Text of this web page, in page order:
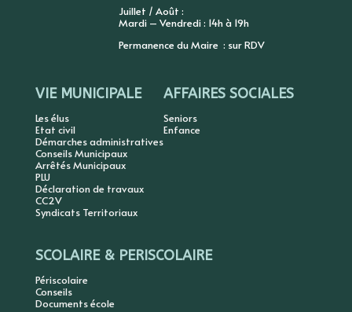
Juillet / Août :
Mardi – Vendredi : 14h à 19h
Permanence du Maire : sur RDV
VIE MUNICIPALE
Les élus
Etat civil
Démarches administratives
Conseils Municipaux
Arrêtés Municipaux
PLU
Déclaration de travaux
CC2V
Syndicats Territoriaux
AFFAIRES SOCIALES
Seniors
Enfance
SCOLAIRE & PERISCOLAIRE
Périscolaire
Conseils
Documents école